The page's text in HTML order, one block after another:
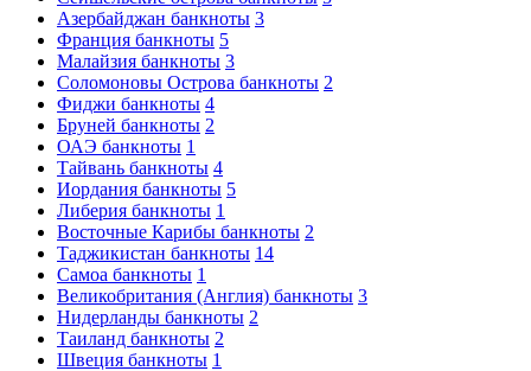
Азербайджан банкноты 3
Франция банкноты 5
Малайзия банкноты 3
Соломоновы Острова банкноты 2
Фиджи банкноты 4
Бруней банкноты 2
ОАЭ банкноты 1
Тайвань банкноты 4
Иордания банкноты 5
Либерия банкноты 1
Восточные Карибы банкноты 2
Таджикистан банкноты 14
Самоа банкноты 1
Великобритания (Англия) банкноты 3
Нидерланды банкноты 2
Таиланд банкноты 2
Швеция банкноты 1